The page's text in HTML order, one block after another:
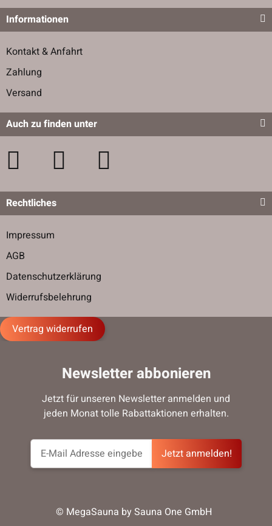
Informationen
Kontakt & Anfahrt
Zahlung
Versand
Auch zu finden unter
Rechtliches
Impressum
AGB
Datenschutzerklärung
Widerrufsbelehrung
Vertrag widerrufen
Newsletter abbonieren
Jetzt anmelden!
Jetzt für unseren Newsletter anmelden und
jeden Monat tolle Rabattaktionen erhalten.
© MegaSauna by Sauna One GmbH